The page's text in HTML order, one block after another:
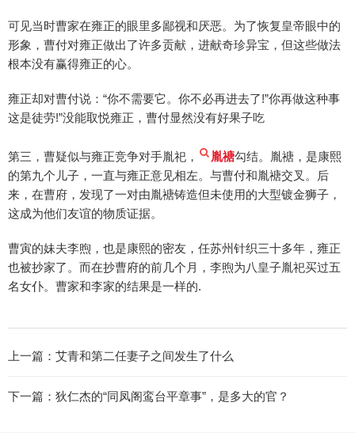
可见当时曹家在雍正的眼里多鄙视和厌恶。为了恢复皇帝眼中的
形象，曹付对雍正做出了许多贡献，进献奇珍异宝，但这些做法
根本没有赢得雍正的心。
雍正却对曹付说：“你不需要它。你不必再进去了!”你再做这种事
这是徒劳!”没能取悦雍正，曹付显然没有好果子吃
第三，曹疑似与雍正竞争对手胤祀， 胤禟勾结。胤禟，是康熙
的第九个儿子，一直与雍正意见相左。与曹付和胤禟交叉。后
来，在曹府，发现了一对由胤禟铸造但未使用的大型镀金狮子，
这成为他们友谊的物质证据。
曹寅的妹夫李煦，也是康熙的密友，任苏州针织三十多年，雍正
也被抄家了。而在抄曹府的前几个月，李煦为八皇子胤祀买过五
名女仆。曹家和李家的结果是一样的.
上一篇： 艾青和第二任妻子之间发生了什么
下一篇： 狄仁杰的“同凤阁鸾台平章事”，是多大的官？